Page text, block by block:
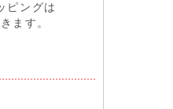
ピングは
ます。